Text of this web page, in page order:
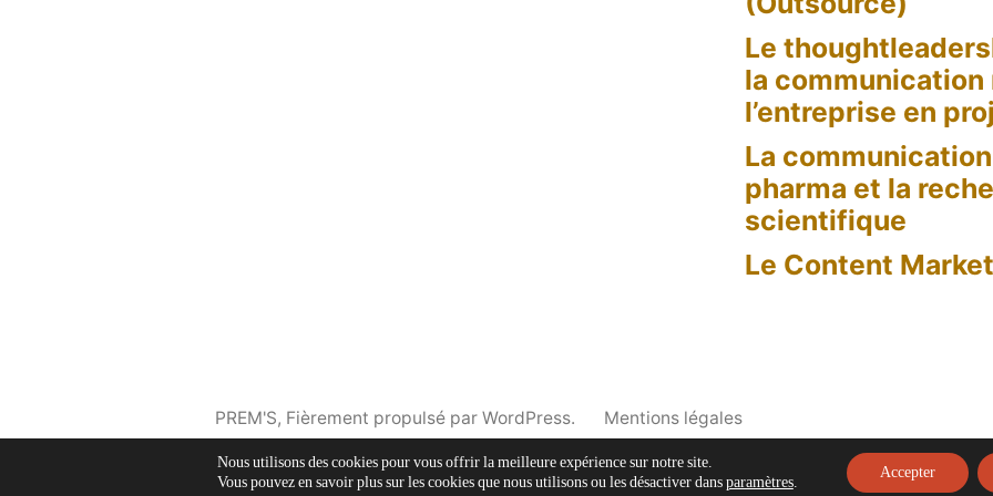
Le
la communication
l’entreprise en
La
pharma et la
scientifique
Le Content
PREM'S, Fièrement propulsé par WordPress. Mentions légales
Nous utilisons des cookies pour vous offrir la meilleure expérience sur notre site.
Vous pouvez en savoir plus sur les cookies que nous utilisons ou les désactiver dansparamètres.
Accepter